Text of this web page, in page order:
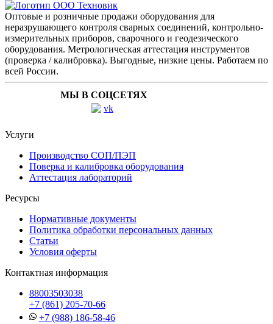
Оптовые и розничные продажи оборудования для
неразрушающего контроля сварных соединений, контрольно-
измерительных приборов, сварочного и геодезического
оборудования. Метрологическая аттестация инструментов
(проверка / калибровка). Выгодные, низкие цены. Работаем по
всей России.
МЫ В СОЦСЕТЯХ
Услуги
Производство СОП/ПЭП
Поверка и калибровка оборудования
Аттестация лабораторий
Ресурсы
Нормативные документы
Политика обработки персональных данных
Статьи
Условия оферты
Контактная информация
88003503038
+7 (861) 205-70-66
+7 (988) 186-58-46